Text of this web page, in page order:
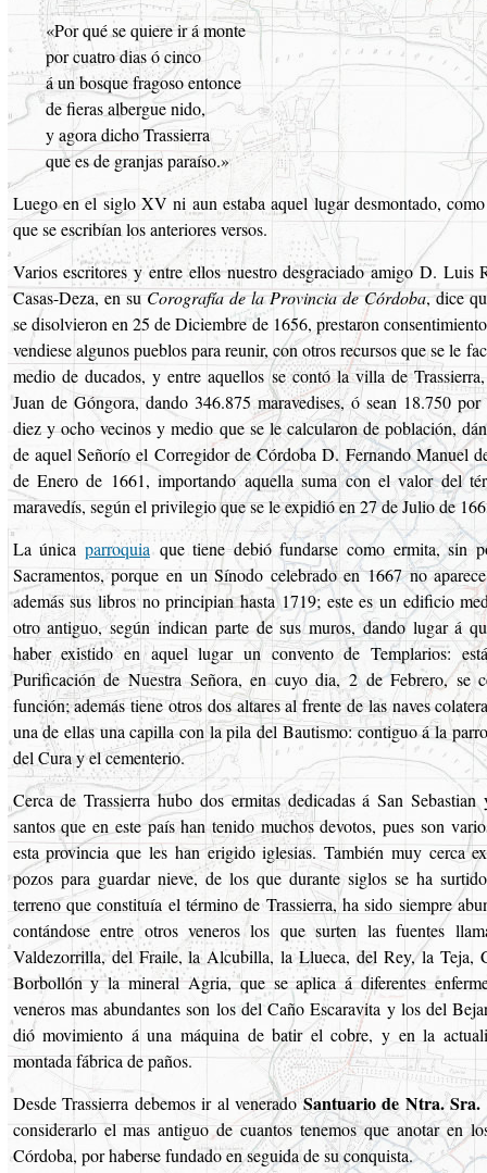
«Por qué se quiere ir á monte
por cuatro dias ó cinco
á un bosque fragoso entonce
de fieras albergue nido,
y agora dicho Trassierra
que es de granjas paraíso.»
Luego en el siglo XV ni aun estaba aquel lugar desmontado,
que se escribían los anteriores versos.
Varios escritores y entre ellos nuestro desgraciado amigo D. Luis
Casas-Deza, en su Corografía de la Provincia de Córdoba, dice
se disolvieron en 25 de Diciembre de 1656, prestaron
vendiese algunos pueblos para reunir, con otros recursos que se le
medio de ducados, y entre aquellos se contó la villa de
Juan de Góngora, dando 346.875 maravedises, ó sean 18.750
diez y ocho vecinos y medio que se le calcularon de población,
de aquel Señorío el Corregidor de Córdoba D. Fernando Manuel
de Enero de 1661, importando aquella suma con el valor del
maravedís, según el privilegio que se le expidió en 27 de Julio de
La única parroquiaque tiene debió fundarse como ermita, sin
Sacramentos, porque en un Sínodo celebrado en 1667 no
además sus libros no principian hasta 1719; este es un edificio
otro antiguo, según indican parte de sus muros, dando lugar á
haber existido en aquel lugar un convento de Templarios:
Purificación de Nuestra Señora, en cuyo dia, 2 de Febrero, se
función; además tiene otros dos altares al frente de las naves
una de ellas una capilla con la pila del Bautismo: contiguo á la
del Cura y el cementerio.
Cerca de Trassierra hubo dos ermitas dedicadas á San
santos que en este país han tenido muchos devotos, pues son
esta provincia que les han erigido iglesias. También muy cerca
pozos para guardar nieve, de los que durante siglos se ha
terreno que constituía el término de Trassierra, ha sido siempre
contándose entre otros veneros los que surten las fuentes
Valdezorrilla, del Fraile, la Alcubilla, la Llueca, del Rey, la Teja,
Borbollón y la mineral Agria, que se aplica á diferentes
veneros mas abundantes son los del Caño Escaravita y los del
dió movimiento á una máquina de batir el cobre, y en la
montada fábrica de paños.
Desde Trassierra debemos ir al veneradoSantuario de Ntra. Sra.
considerarlo el mas antiguo de cuantos tenemos que anotar en
Córdoba, por haberse fundado en seguida de su conquista.